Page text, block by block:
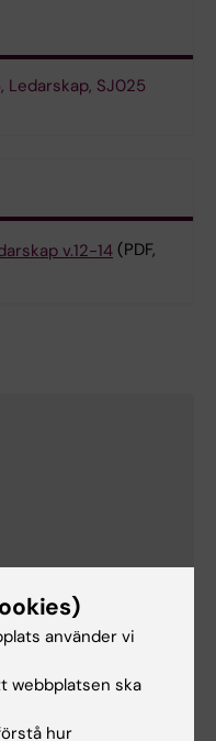
SJ025
v.12-14 (PDF,
använder vi
webbplatsen ska
hur